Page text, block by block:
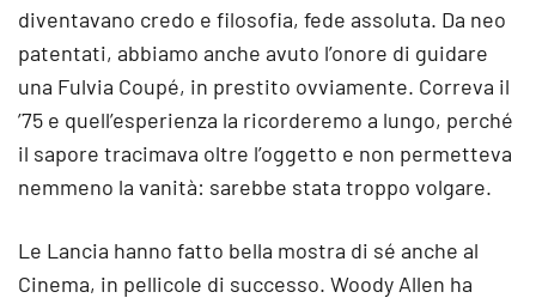
diventavano credo e filosofia, fede assoluta. Da neo
patentati, abbiamo anche avuto l’onore di guidare
una Fulvia Coupé, in prestito ovviamente. Correva il
’75 e quell’esperienza la ricorderemo a lungo, perché
il sapore tracimava oltre l’oggetto e non permetteva
nemmeno la vanità: sarebbe stata troppo volgare.
Le Lancia hanno fatto bella mostra di sé anche al
Cinema, in pellicole di successo. Woody Allen ha